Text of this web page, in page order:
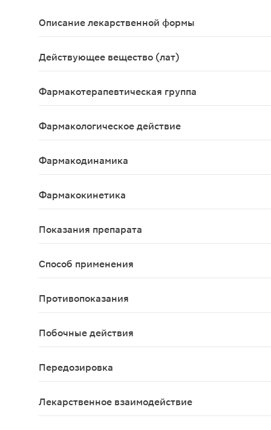
Описание лекарственной формы
Действующее вещество (лат)
Фармакотерапевтическая группа
Фармакологическое действие
Фармакодинамика
Фармакокинетика
Ксилометазолин При местном применении
Показания препарата
Острые респираторные заболевания с
Способ применения
Противопоказания
Повышенная чувствительность к компонентам
Побочные действия
Передозировка
Лекарственное взаимодействие